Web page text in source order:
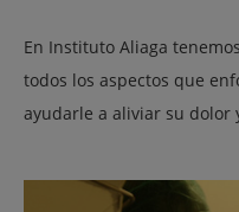
En Instituto Aliaga
todos los aspectos que
ayudarle a aliviar su dolor